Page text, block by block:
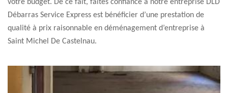
votre budget. De ce fait, faites confiance à notre entreprise DLD
Débarras Service Express est bénéficier d’une prestation de
qualité à prix raisonnable en déménagement d’entreprise à
Saint Michel De Castelnau.